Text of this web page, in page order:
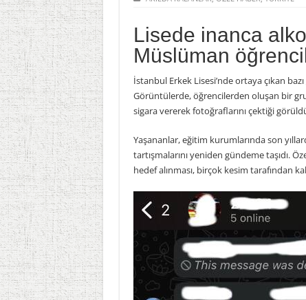
Lisede inanca
Müslüman
İstanbul Erkek Lisesi’nde ortaya çıkan
Görüntülerde, öğrencilerden oluşan bir
sigara vererek fotoğraflarını çektiği
Yaşananlar, eğitim kurumlarında son
tartışmalarını yeniden gündeme taşıdı.
hedef alınması, birçok kesim tarafından